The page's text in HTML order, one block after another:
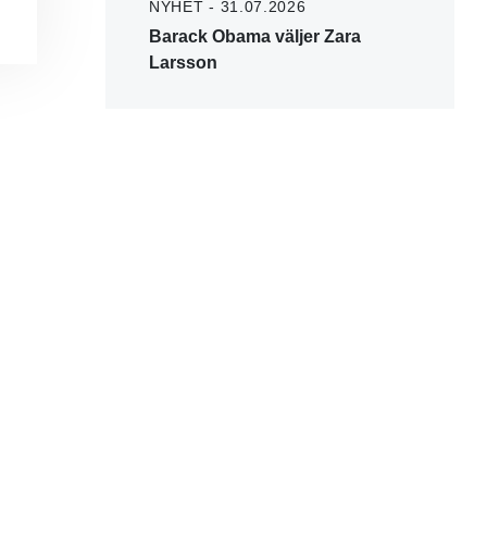
NYHET - 31.07.2026
Barack Obama väljer Zara
Larsson